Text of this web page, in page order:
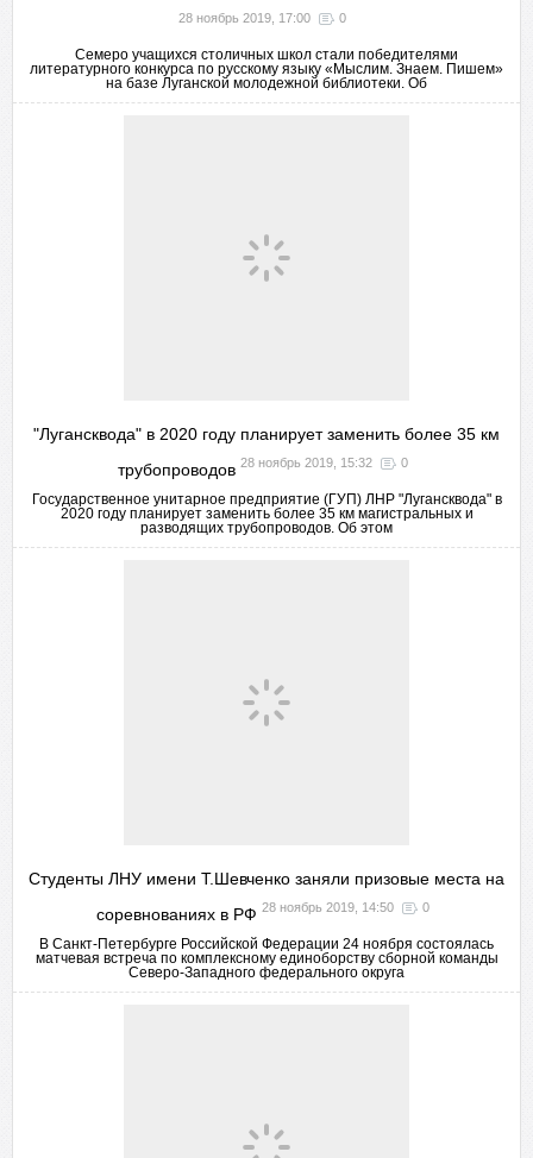
28 ноябрь 2019, 17:00 0
Семеро учащихся столичных школ стали победителями
литературного конкурса по русскому языку «Мыслим. Знаем. Пишем»
на базе Луганской молодежной библиотеки. Об
"Лугансквода" в 2020 году планирует заменить более 35 км
трубопроводов 28 ноябрь 2019, 15:32 0
Государственное унитарное предприятие (ГУП) ЛНР "Лугансквода" в
2020 году планирует заменить более 35 км магистральных и
разводящих трубопроводов. Об этом
Студенты ЛНУ имени Т.Шевченко заняли призовые места на
соревнованиях в РФ 28 ноябрь 2019, 14:50 0
В Санкт-Петербурге Российской Федерации 24 ноября состоялась
матчевая встреча по комплексному единоборству сборной команды
Северо-Западного федерального округа